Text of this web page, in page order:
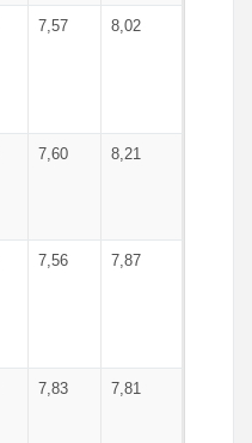
7,57 8,02
7,60 8,21
7,56 7,87
7,83 7,81